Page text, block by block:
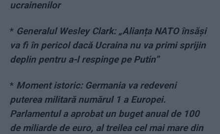
ucrainenilor
* Generalul Wesley Clark: „Alianța NATO însăși
va fi în pericol dacă Ucraina nu va primi sprijin
deplin pentru a-l respinge pe Putin”
* Moment istoric: Germania va redeveni
puterea militară numărul 1 a Europei.
Parlamentul a aprobat un buget anual de 100
de miliarde de euro, al treilea cel mai mare din